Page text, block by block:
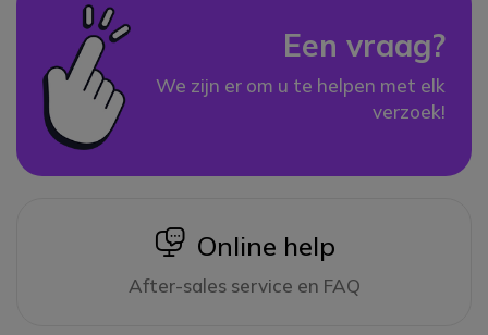
Een vraag?
We zijn er om u te helpen met elk
verzoek!
icon
Online help
After-sales service en FAQ